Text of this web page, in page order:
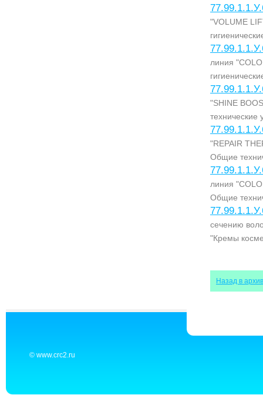
"VOLUME
линия
"SHINE
технические
"REPAIR
Общие
линия
Общие
сечению
"Кремы
Назад в архив
© www.crc2.ru